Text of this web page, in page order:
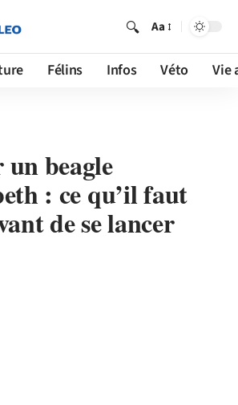
Aa
Félins Infos Véto Vie
beagle
: ce qu’il faut
de se lancer